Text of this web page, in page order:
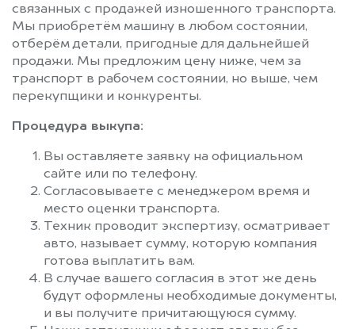
связанных с продажей изношенного транспорта.
Мы приобретём машину в любом состоянии,
отберём детали, пригодные для дальнейшей
продажи. Мы предложим цену ниже, чем за
транспорт в рабочем состоянии, но выше, чем
перекупщики и конкуренты.
Процедура выкупа:
Вы оставляете заявку на официальном
сайте или по телефону.
Согласовываете с менеджером время и
место оценки транспорта.
Техник проводит экспертизу, осматривает
авто, называет сумму, которую компания
готова выплатить вам.
В случае вашего согласия в этот же день
будут оформлены необходимые документы,
и вы получите причитающуюся сумму.